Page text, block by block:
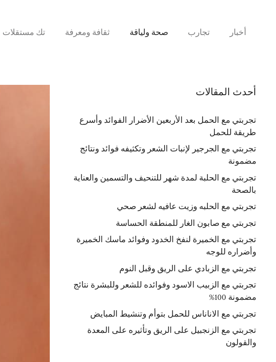
أخبار تجارب صحة ولياقة ثقافة ومعرفة تك مستقلات
أحدث المقالات
تجربتي مع الحمل بعد الأربعين الأضرار الفوائد وأسرع
طريقة للحمل
تجربتي مع الجرجير لإنبات الشعر وتكثيفه فوائد ونتائج
مضمونة
تجربتي مع الحلبة لمدة شهر للتنحيف والتسمين والعناية
بالصحة
تجربتي مع الحلبه وزيت عافيه لشعر صحي
تجربتي مع صابون الغار للمنطقة الحساسة
تجربتي مع الخميرة لنفخ الخدود وفوائد ماسك الخميرة
وأضراره للوجه
تجربتي مع الزبادي على الريق وقبل النوم
تجربتي مع الزبيب الاسود وفوائده للشعر وللبشرة نتائج
مضمونة 100%
تجربتي مع الاناناس للحمل بتوأم وتنشيط المبايض
تجربتي مع الزنجبيل على الريق وتأثيره على المعدة
والقولون